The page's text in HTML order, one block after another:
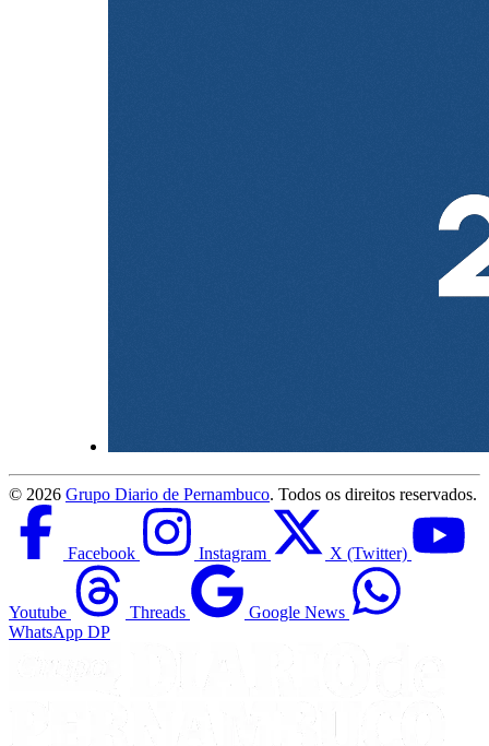
© 2026 Grupo Diario de Pernambuco. Todos os direitos reservados.
Facebook Instagram X (Twitter)
Youtube Threads
Google News
WhatsApp DP